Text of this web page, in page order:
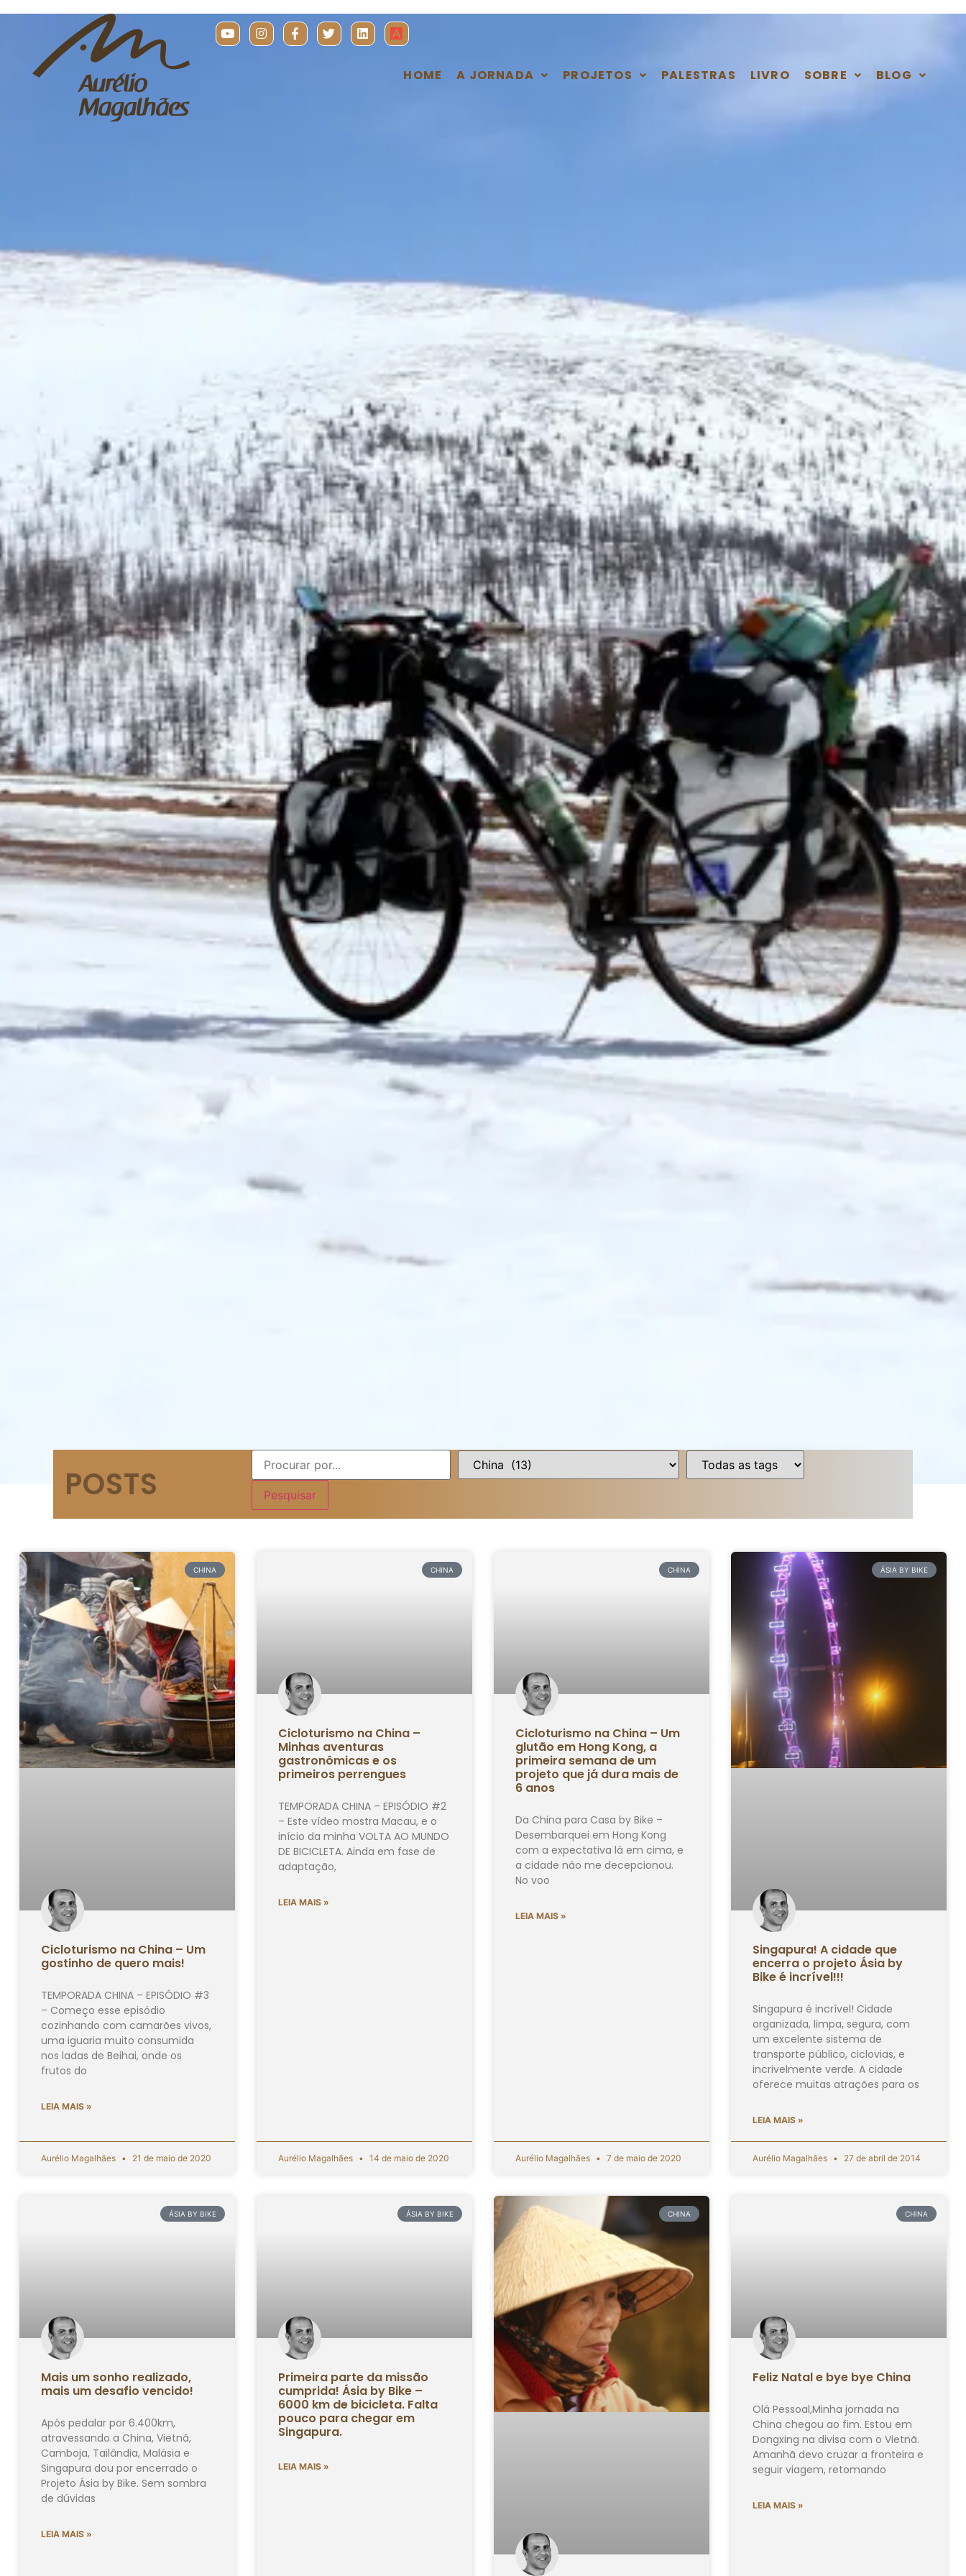
HOME A JORNADA PROJETOS PALESTRAS LIVRO SOBRE BLOG
POSTS
CHINA
Cicloturismo na China – Um
gostinho de quero mais!
TEMPORADA CHINA – EPISÓDIO #3
– Começo esse episódio
cozinhando com camarões vivos,
uma iguaria muito consumida
nos ladas de Beihai, onde os
frutos do
LEIA MAIS »
Aurélio Magalhães 21 de maio de 2020
CHINA
Cicloturismo na China –
Minhas aventuras
gastronômicas e os
primeiros perrengues
TEMPORADA CHINA – EPISÓDIO #2
– Este vídeo mostra Macau, e o
início da minha VOLTA AO MUNDO
DE BICICLETA. Ainda em fase de
adaptação,
LEIA MAIS »
Aurélio Magalhães 14 de maio de 2020
CHINA
Cicloturismo na China – Um
glutão em Hong Kong, a
primeira semana de um
projeto que já dura mais de
6 anos
Da China para Casa by Bike –
Desembarquei em Hong Kong
com a expectativa lá em cima, e
a cidade não me decepcionou.
No voo
LEIA MAIS »
Aurélio Magalhães 7 de maio de 2020
ÁSIA BY BIKE
Singapura! A cidade que
encerra o projeto Ásia by
Bike é incrível!!!
Singapura é incrível! Cidade
organizada, limpa, segura, com
um excelente sistema de
transporte público, ciclovias, e
incrivelmente verde. A cidade
oferece muitas atrações para os
LEIA MAIS »
Aurélio Magalhães 27 de abril de 2014
ÁSIA BY BIKE
Mais um sonho realizado,
mais um desafio vencido!
Após pedalar por 6.400km,
atravessando a China, Vietnã,
Camboja, Tailândia, Malásia e
Singapura dou por encerrado o
Projeto Ásia by Bike. Sem sombra
de dúvidas
LEIA MAIS »
ÁSIA BY BIKE
Primeira parte da missão
cumprida! Ásia by Bike –
6000 km de bicicleta. Falta
pouco para chegar em
Singapura.
LEIA MAIS »
CHINA CHINA
Feliz Natal e bye bye China
Olá Pessoal,Minha jornada na
China chegou ao fim. Estou em
Dongxing na divisa com o Vietnã.
Amanhã devo cruzar a fronteira e
seguir viagem, retomando
LEIA MAIS »